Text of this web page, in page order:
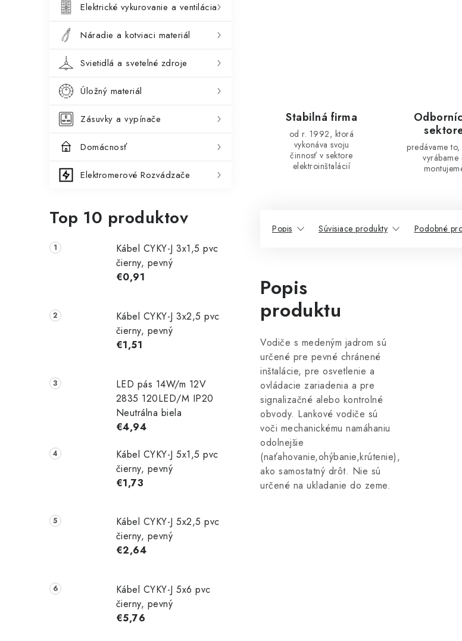
Elektrické vykurovanie a ventilácia
Náradie a kotviaci materiál
Svietidlá a svetelné zdroje
Úložný materiál
Zásuvky a vypínače
Domácnosť
Elektromerové Rozvádzače
Top 10 produktov
Kábel CYKY-J 3x1,5 pvc
čierny, pevný
€0,91
Kábel CYKY-J 3x2,5 pvc
čierny, pevný
€1,51
LED pás 14W/m 12V
2835 120LED/M IP20
Neutrálna biela
€4,94
Kábel CYKY-J 5x1,5 pvc
čierny, pevný
€1,73
Kábel CYKY-J 5x2,5 pvc
čierny, pevný
€2,64
Kábel CYKY-J 5x6 pvc
čierny, pevný
€5,76
Stabilná firma
od r. 1992, ktorá
vykonáva svoju
činnosť v sektore
elektroinštalácií
predávame
vyrábame
Popis Súvisiace produkty Podobné
Popis
produktu
Vodiče s medeným jadrom sú
určené pre pevné chránené
inštalácie, pre osvetlenie a
ovládacie zariadenia a pre
signalizačné alebo kontrolné
obvody. Lankové vodiče sú
voči mechanickému namáhaniu
odolnejšie
(naťahovanie,ohýbanie,krútenie),
ako samostatný drôt. Nie sú
určené na ukladanie do zeme.